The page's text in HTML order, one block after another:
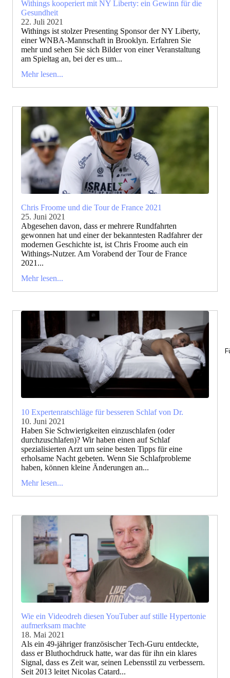
Withings kooperiert mit NY Liberty: ein Gewinn für die
Gesundheit
22. Juli 2021
Withings ist stolzer Presenting Sponsor der NY Liberty,
einer WNBA-Mannschaft in Brooklyn. Erfahren Sie
mehr und sehen Sie sich Bilder von einer Veranstaltung
am Spieltag an, bei der es um...
Mehr lesen...
Chris Froome und die Tour de France 2021
25. Juni 2021
Abgesehen davon, dass er mehrere Rundfahrten
gewonnen hat und einer der bekanntesten Radfahrer der
modernen Geschichte ist, ist Chris Froome auch ein
Withings-Nutzer. Am Vorabend der Tour de France
2021...
Mehr lesen...
10 Expertenratschläge für besseren Schlaf von Dr.
10. Juni 2021
Haben Sie Schwierigkeiten einzuschlafen (oder
durchzuschlafen)? Wir haben einen auf Schlaf
spezialisierten Arzt um seine besten Tipps für eine
erholsame Nacht gebeten. Wenn Sie Schlafprobleme
haben, können kleine Änderungen an...
Mehr lesen...
Wie ein Videodreh diesen YouTuber auf stille Hypertonie
aufmerksam machte
18. Mai 2021
Als ein 49-jähriger französischer Tech-Guru entdeckte,
dass er Bluthochdruck hatte, war das für ihn ein klares
Signal, dass es Zeit war, seinen Lebensstil zu verbessern.
Seit 2013 leitet Nicolas Catard...